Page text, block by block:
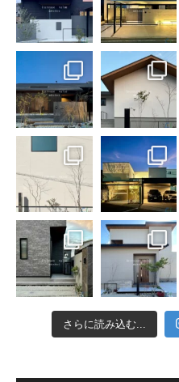
さらに読み込む...